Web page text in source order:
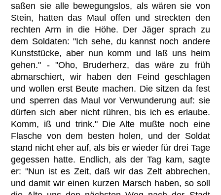
saßen sie alle bewegungslos, als wären sie von
Stein, hatten das Maul offen und streckten den
rechten Arm in die Höhe. Der Jäger sprach zu
dem Soldaten: "Ich sehe, du kannst noch andere
Kunststücke, aber nun komm und laß uns heim
gehen." - "Oho, Bruderherz, das wäre zu früh
abmarschiert, wir haben den Feind geschlagen
und wollen erst Beute machen. Die sitzen da fest
und sperren das Maul vor Verwunderung auf: sie
dürfen sich aber nicht rühren, bis ich es erlaube.
Komm, iß und trink." Die Alte mußte noch eine
Flasche von dem besten holen, und der Soldat
stand nicht eher auf, als bis er wieder für drei Tage
gegessen hatte. Endlich, als der Tag kam, sagte
er: "Nun ist es Zeit, daß wir das Zelt abbrechen,
und damit wir einen kurzen Marsch haben, so soll